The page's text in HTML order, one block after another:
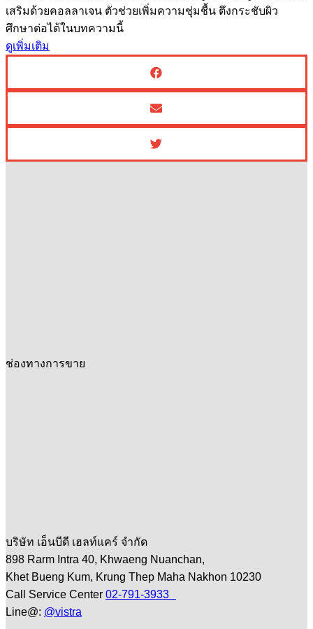
เสริมด้วยคอลลาเจน ตัวช่วยเพิ่มความชุ่มชื้น ตึงกระชับผิว
ศึกษาต่อได้ในบทความนี้
ดูเพิ่มเติม
ช่องทางการขาย
บริษัท เอ็นบีดี เฮลท์แคร์ จำกัด
898 Rarm Intra 40, Khwaeng Nuanchan,
Khet Bueng Kum, Krung Thep Maha Nakhon 10230
Call Service Center 02-791-3933
Line@: @vistra